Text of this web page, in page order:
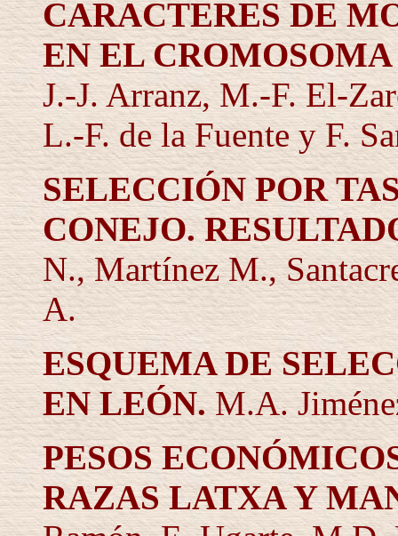
CARACTERES DE
EN EL
J.-J. Arranz, M.-F. El-
L.-F. de la Fuente y F.
SELECCIÓN POR
CONEJO.
N., Martínez M.,
A.
ESQUEMA DE
EN LEÓN.M.A.
PESOS
RAZAS LATXA Y